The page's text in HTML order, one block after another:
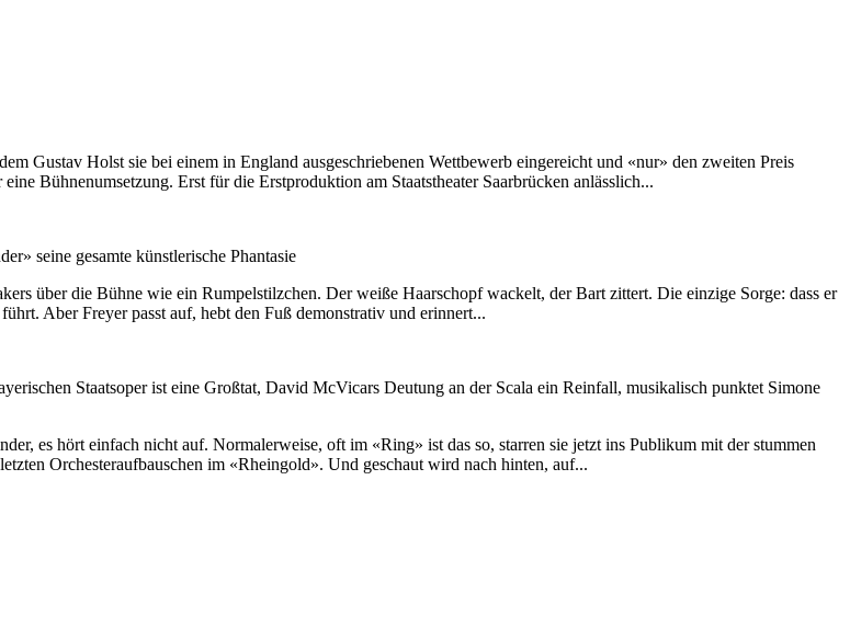
Gustav Holst sie bei einem in England ausgeschriebenen Wettbewerb eingereicht und «nur» den zweiten Preis
Bühnenumsetzung. Erst für die Erstproduktion am Staatstheater Saarbrücken anlässlich...
seine gesamte künstlerische Phantasie
über die Bühne wie ein Rumpelstilzchen. Der weiße Haarschopf wackelt, der Bart zittert. Die einzige Sorge: dass er
Aber Freyer passt auf, hebt den Fuß demonstrativ und erinnert...
Staatsoper ist eine Großtat, David McVicars Deutung an der Scala ein Reinfall, musikalisch punktet Simone
es hört einfach nicht auf. Normalerweise, oft im «Ring» ist das so, starren sie jetzt ins Publikum mit der stummen
Orchesteraufbauschen im «Rheingold». Und geschaut wird nach hinten, auf...